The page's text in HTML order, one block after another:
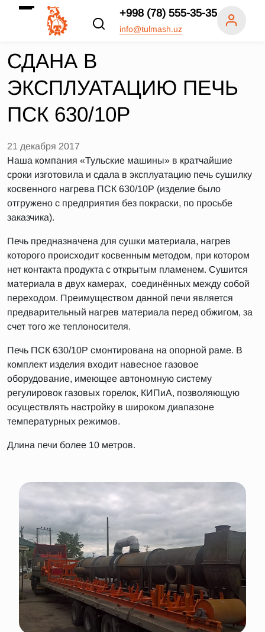
+998 (78) 555-35-35
info@tulmash.uz
СДАНА В
ЭКСПЛУАТАЦИЮ ПЕЧЬ
ПСК 630/10Р
21 декабря 2017
Наша компания «Тульские машины» в кратчайшие
сроки изготовила и сдала в эксплуатацию печь сушилку
косвенного нагрева ПСК 630/10Р (изделие было
отгружено с предприятия без покраски, по просьбе
заказчика).
Печь предназначена для сушки материала, нагрев
которого происходит косвенным методом, при котором
нет контакта продукта с открытым пламенем. Сушится
материала в двух камерах, соединённых между собой
переходом. Преимуществом данной печи является
предварительный нагрев материала перед обжигом, за
счет того же теплоносителя.
Печь ПСК 630/10Р смонтирована на опорной раме. В
комплект изделия входит навесное газовое
оборудование, имеющее автономную систему
регулировок газовых горелок, КИПиА, позволяющую
осуществлять настройку в широком диапазоне
температурных режимов.
Длина печи более 10 метров.